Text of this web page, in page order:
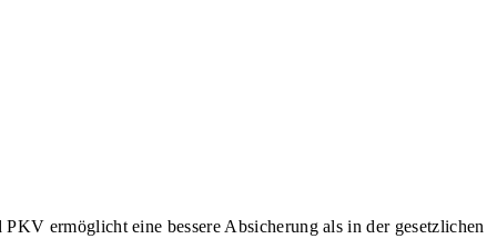
ermöglicht eine bessere Absicherung als in der gesetzlichen